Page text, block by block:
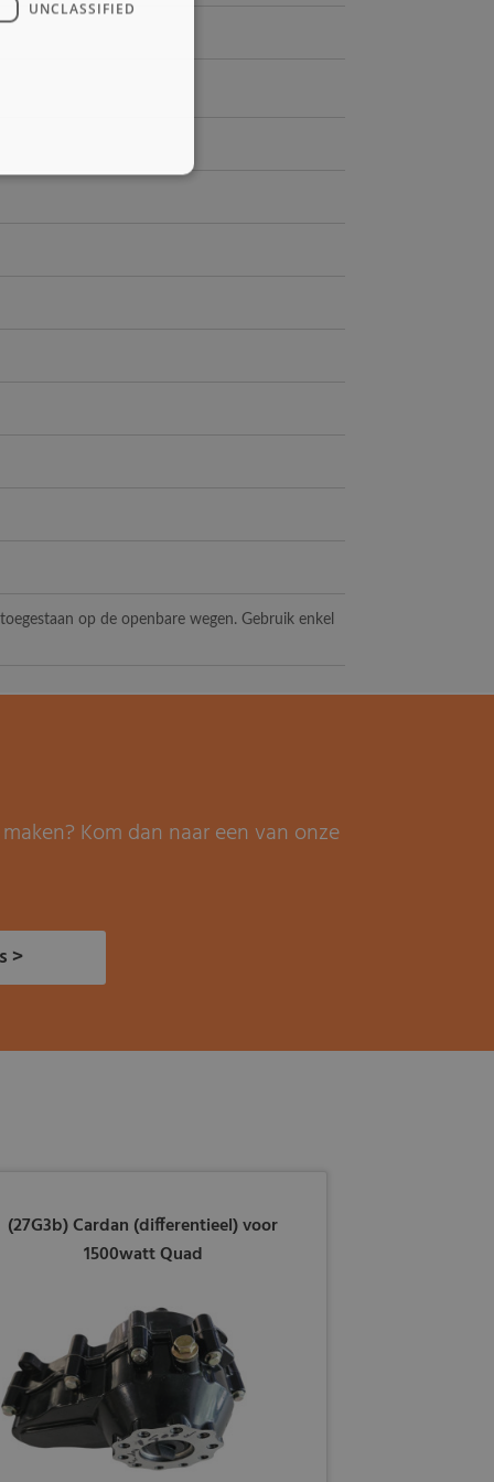
op de openbare wegen. Gebruik enkel
Kom dan naar een van onze
>
(27G3b) Cardan (differentieel) voor
1500watt Quad
UNCLASSIFIED